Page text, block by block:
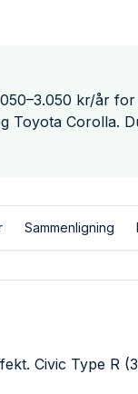
kr/år
Toyota Corolla.
Sammenligning
Civic Type R